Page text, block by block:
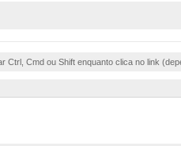
Cmd ou Shift enquanto clica no link